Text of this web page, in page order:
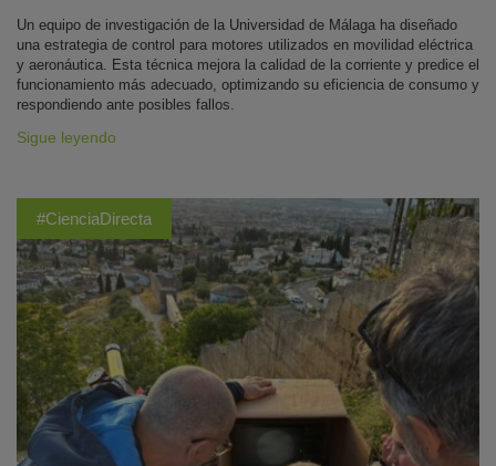
Un equipo de investigación de la Universidad de Málaga ha diseñado
una estrategia de control para motores utilizados en movilidad eléctrica
y aeronáutica. Esta técnica mejora la calidad de la corriente y predice el
funcionamiento más adecuado, optimizando su eficiencia de consumo y
respondiendo ante posibles fallos.
Sigue leyendo
#CienciaDirecta